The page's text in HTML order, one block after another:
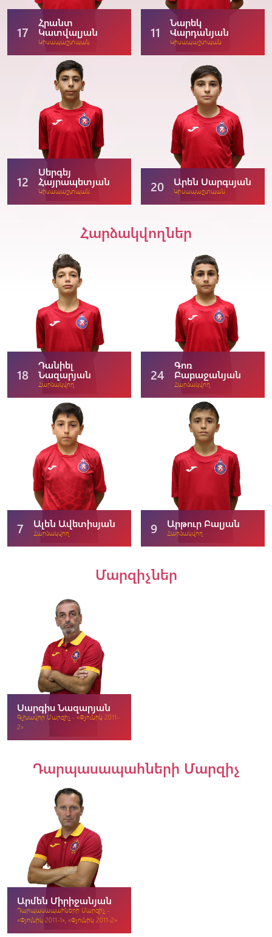
17
Հրանտ
Կատվալյան
Կիսապաշտպան
11
Նարեկ
Վարդանյան
Կիսապաշտպան
12
Սերգեյ
Հայրապետյան
Կիսապաշտպան 20 Արեն Սարգսյան
Կիսապաշտպան
Հարձակվողներ
18
Դանիել
Նազարյան
Հարձակվող
24
Գոռ
Բաբաջանյան
Հարձակվող
7 Ալեն Ավետիսյան
Հարձակվող 9 Արթուր Բալյան
Հարձակվող
Մարզիչներ
Սարգիս Նազարյան
Գլխավոր Մարզիչ - «Փյունիկ 2011-
2»
Դարպասապահների Մարզիչ
Արմեն Միրիջանյան
Դարպասապահների Մարզիչ -
«Փյունիկ 2011-1», «Փյունիկ 2011-2»